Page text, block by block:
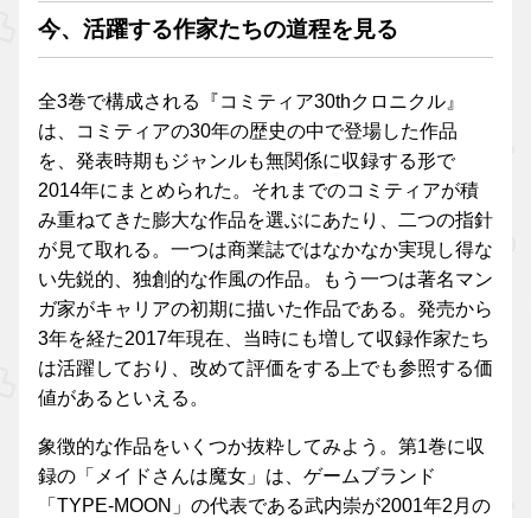
今、活躍する作家たちの道程を見る
全3巻で構成される『コミティア30thクロニクル』
は、コミティアの30年の歴史の中で登場した作品
を、発表時期もジャンルも無関係に収録する形で
2014年にまとめられた。それまでのコミティアが積
み重ねてきた膨大な作品を選ぶにあたり、二つの指針
が見て取れる。一つは商業誌ではなかなか実現し得な
い先鋭的、独創的な作風の作品。もう一つは著名マン
ガ家がキャリアの初期に描いた作品である。発売から
3年を経た2017年現在、当時にも増して収録作家たち
は活躍しており、改めて評価をする上でも参照する価
値があるといえる。
象徴的な作品をいくつか抜粋してみよう。第1巻に収
録の「メイドさんは魔女」は、ゲームブランド
「TYPE-MOON」の代表である武内崇が2001年2月の